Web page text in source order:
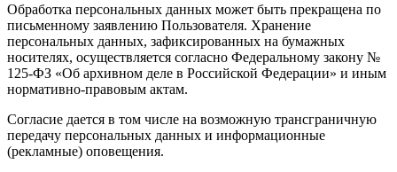
Обработка персональных данных может быть прекращена по
письменному заявлению Пользователя. Хранение
персональных данных, зафиксированных на бумажных
носителях, осуществляется согласно Федеральному закону №
125-ФЗ «Об архивном деле в Российской Федерации» и иным
нормативно-правовым актам.
Согласие дается в том числе на возможную трансграничную
передачу персональных данных и информационные
(рекламные) оповещения.